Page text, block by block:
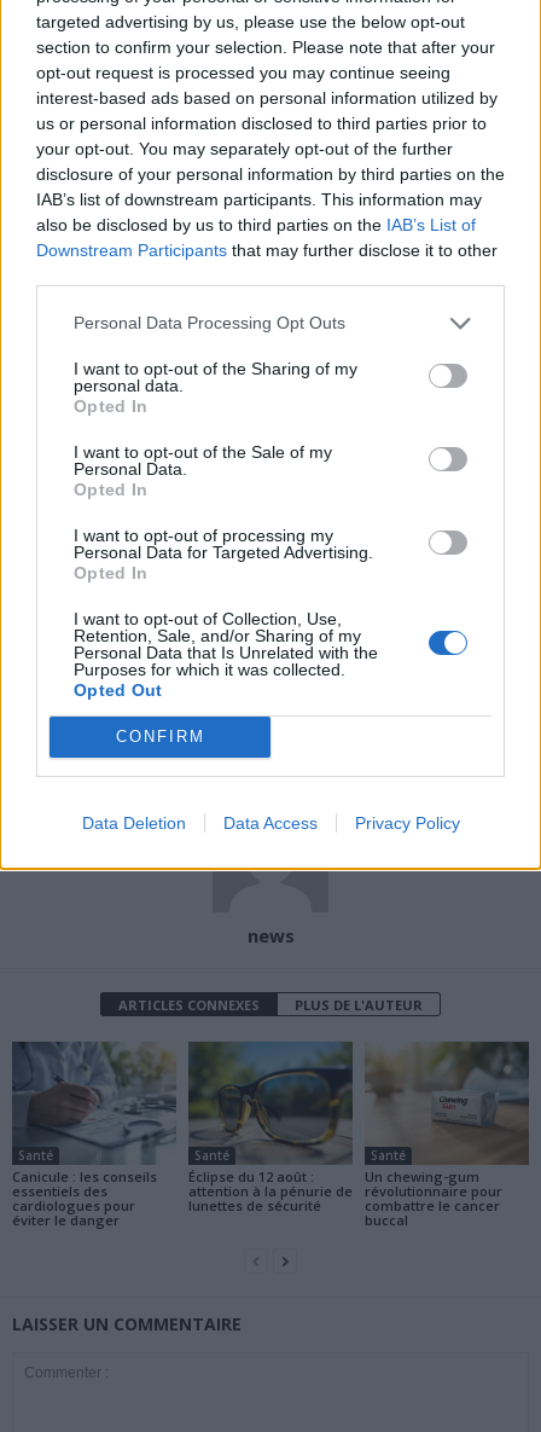
targeted advertising by us, please use the below opt-out
section to confirm your selection. Please note that after your
opt-out request is processed you may continue seeing
interest-based ads based on personal information utilized by
us or personal information disclosed to third parties prior to
your opt-out. You may separately opt-out of the further
disclosure of your personal information by third parties on the
IAB’s list of downstream participants. This information may
also be disclosed by us to third parties on the IAB’s List of
Downstream Participants that may further disclose it to other
Personal Data Processing Opt Outs
I want to opt-out of the Sharing of my
personal data.
Opted In
I want to opt-out of the Sale of my
Personal Data.
Opted In
I want to opt-out of processing my
Personal Data for Targeted Advertising.
Opted In
I want to opt-out of Collection, Use,
Retention, Sale, and/or Sharing of my
Personal Data that Is Unrelated with the
Purposes for which it was collected.
Opted Out
CONFIRM
Data Deletion Data Access Privacy Policy
professionnelles estiment que cette restructuration aurait généré
environ 6 milliards d’euros d’économies pour la Caisse nationale
Assurance maladiesur dix ans, alors que le volume d’examens
remboursés a considérablement augmenté.
Ce conflit intervient après plusieurs tensions entre les biologistes et
l’Assurance maladie concernant les tarifs des analyses. En
automne 2024, une grève avait été menée par les responsables
des laboratoires contre de nouvelles baisses tarifaires. Un accord
Les salariés estiment que ces mesures favorisent surtout la stabilité
financière des grands groupes, sans répondre à leurs
revendications de revalorisation salariale ni d’augmentation des
effectifs.
Article précédent
Les secrets méconnus
pour préserver votre
cerveau et éviter
Article suivant
Alzheimer : les signes à ne
préserver votre mémoire
news
ARTICLES CONNEXES PLUS DE L'AUTEUR
Santé
Canicule : les conseils
essentiels des
cardiologues pour
éviter le danger
Santé
Éclipse du 12 août :
attention à la pénurie de
lunettes de sécurité
Santé
Un chewing-gum
révolutionnaire pour
combattre le cancer
buccal
LAISSER UN COMMENTAIRE